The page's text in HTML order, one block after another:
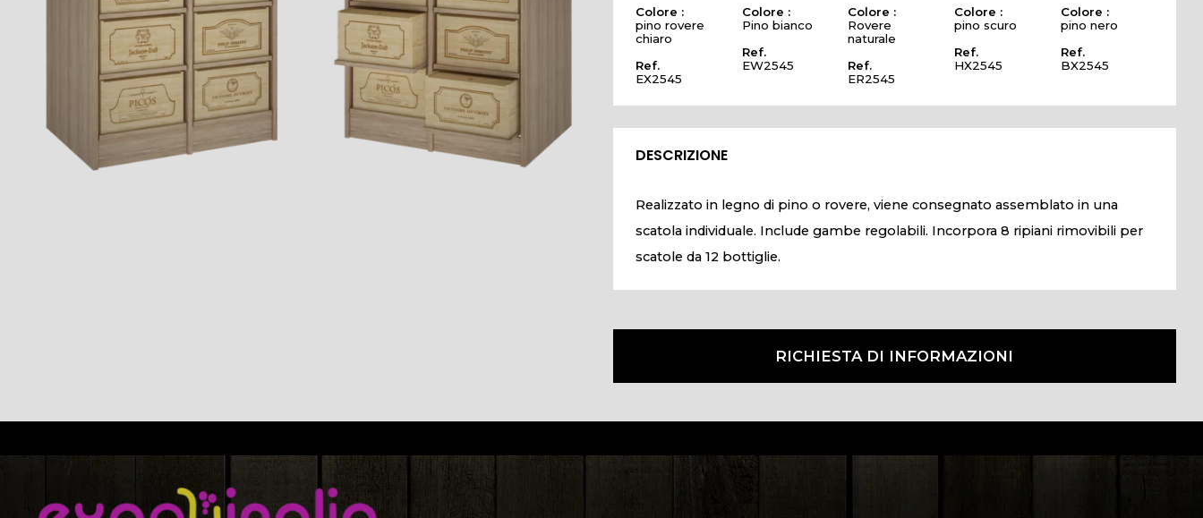
Colore :
pino rovere
chiaro
Ref.
EX2545
Colore :
Pino bianco
Ref.
EW2545
Colore :
Rovere
naturale
Ref.
ER2545
Colore :
pino scuro
Ref.
HX2545
Colore :
pino nero
Ref.
BX2545
DESCRIZIONE
Realizzato in legno di pino o rovere, viene consegnato assemblato in una
scatola individuale. Include gambe regolabili. Incorpora 8 ripiani rimovibili per
scatole da 12 bottiglie.
RICHIESTA DI INFORMAZIONI